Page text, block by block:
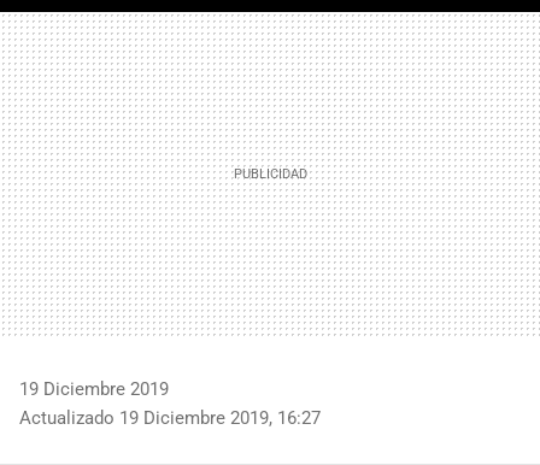
MAIL
19 Diciembre 2019
Actualizado 19 Diciembre 2019, 16:27